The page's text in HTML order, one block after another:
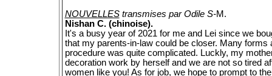
NOUVELLEStransmises par Odile S-M.
Nishan C. (chinoise).
It's a busy year of 2021 for me and Lei since we
that my parents-in-law could be closer. Many forms
procedure was quite complicated. Luckly, my
decoration work by herself and we are not so tired
women like you! As for job, we hope to prompt to